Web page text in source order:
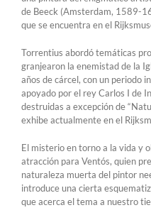
de Beeck (Amsterdam, 1589-
que se encuentra en el
Torrentius abordó temáticas
granjearon la enemistad de la
años de cárcel, con un periodo
apoyado por el rey Carlos I de
destruidas a excepción de
exhibe actualmente en el
El misterio en torno a la vida y
atracción para Ventós, quien
naturaleza muerta del pintor
introduce una cierta
que acerca el tema a nuestro